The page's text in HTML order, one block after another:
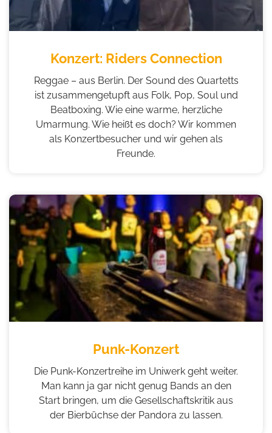
Konzert: Riders Connection
Reggae – aus Berlin. Der Sound des Quartetts
ist zusammengetupft aus Folk, Pop, Soul und
Beatboxing. Wie eine warme, herzliche
Umarmung. Wie heißt es doch? Wir kommen
als Konzertbesucher und wir gehen als
Freunde.
Punk-Konzert
Die Punk-Konzertreihe im Uniwerk geht weiter.
Man kann ja gar nicht genug Bands an den
Start bringen, um die Gesellschaftskritik aus
der Bierbüchse der Pandora zu lassen.